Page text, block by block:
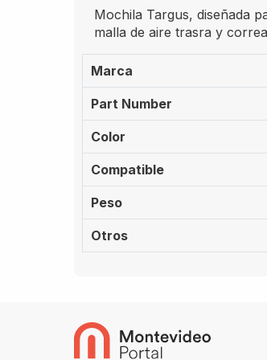
Mochila Targus, diseñada
malla de aire trasra y
Marca
Part Number
Color
Compatible
Peso
Otros